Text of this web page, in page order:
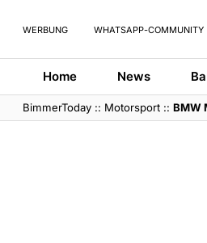
WERBUNG WHATSAPP-COMMUNITY
Home News
BimmerToday :: Motorsport ::BMW